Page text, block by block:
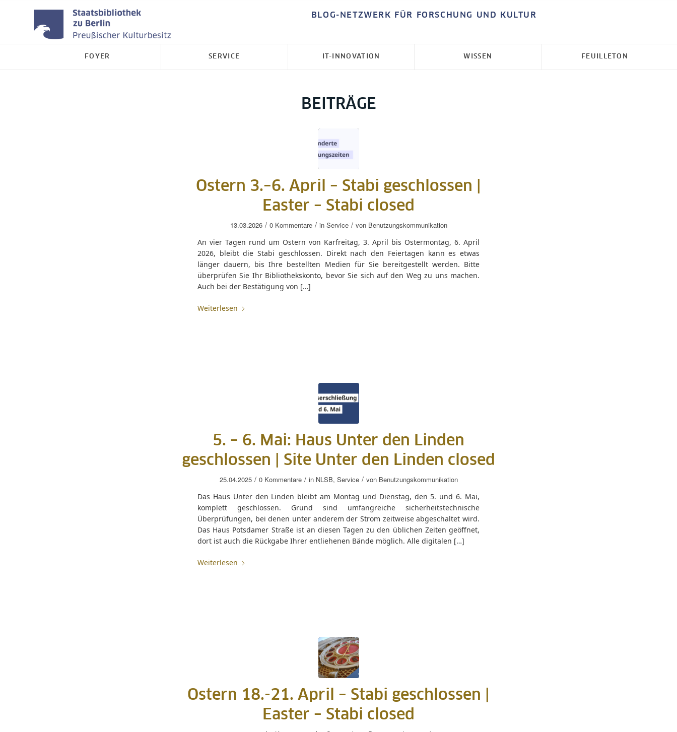
BLOG-NETZWERK FÜR FORSCHUNG UND KULTUR
FOYER SERVICE IT-INNOVATION WISSEN FEUILLETON
BEITRÄGE
Ostern 3.–6. April – Stabi geschlossen |
Easter – Stabi closed
13.03.2026 / 0 Kommentare / in Service / von Benutzungskommunikation
An vier Tagen rund um Ostern von Karfreitag, 3. April bis Ostermontag, 6. April
2026, bleibt die Stabi geschlossen. Direkt nach den Feiertagen kann es etwas
länger dauern, bis Ihre bestellten Medien für Sie bereitgestellt werden. Bitte
überprüfen Sie Ihr Bibliothekskonto, bevor Sie sich auf den Weg zu uns machen.
Auch bei der Bestätigung von […]
Weiterlesen
5. – 6. Mai: Haus Unter den Linden
geschlossen | Site Unter den Linden closed
25.04.2025 / 0 Kommentare / in NLSB, Service / von Benutzungskommunikation
Das Haus Unter den Linden bleibt am Montag und Dienstag, den 5. und 6. Mai,
komplett geschlossen. Grund sind umfangreiche sicherheitstechnische
Überprüfungen, bei denen unter anderem der Strom zeitweise abgeschaltet wird.
Das Haus Potsdamer Straße ist an diesen Tagen zu den üblichen Zeiten geöffnet,
dort ist auch die Rückgabe Ihrer entliehenen Bände möglich. Alle digitalen […]
Weiterlesen
Ostern 18.-21. April – Stabi geschlossen |
Easter – Stabi closed